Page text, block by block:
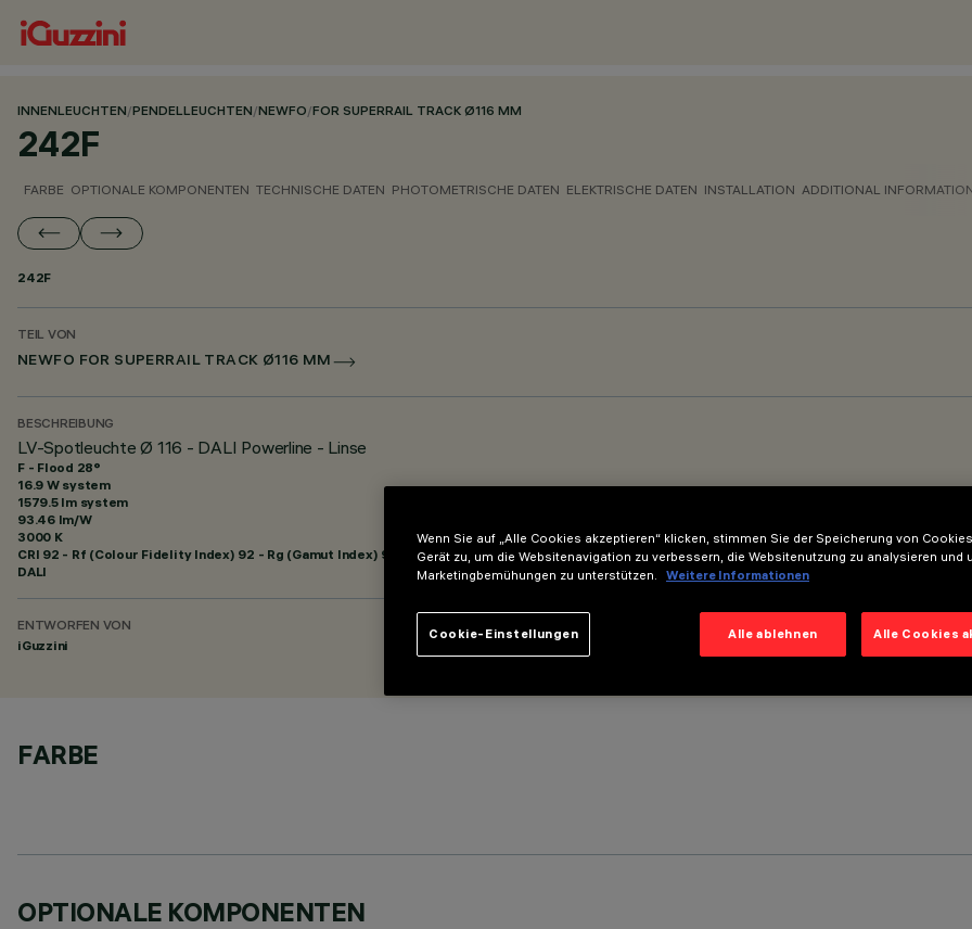
INNENLEUCHTEN/PENDELLEUCHTEN/NEWFO/FOR SUPERRAIL TRACK Ø116 MM
242F
FARBE OPTIONALE KOMPONENTEN TECHNISCHE DATEN PHOTOMETRISCHE DATEN ELEKTRISCHE DATEN INSTALLATION ADDITIONAL
242F
TEIL VON
NEWFO FOR SUPERRAIL TRACK Ø116 MM
BESCHREIBUNG
LV-Spotleuchte Ø 116 - DALI Powerline - Linse
F - Flood 28°
16.9 W system
1579.5 lm system
93.46 lm/W
3000 K
CRI 92 - Rf (Colour Fidelity Index) 92 - Rg (Gamut Index) 99
DALI
ENTWORFEN VON
iGuzzini
FARBE
OPTIONALE KOMPONENTEN
Wenn Sie auf „Alle Cookies akzeptieren“ klicken, stimmen Sie der Speicherung von
Gerät zu, um die Websitenavigation zu verbessern, die Websitenutzung zu analysieren und
Marketingbemühungen zu unterstützen.
Weitere Informationen
Alle ablehnen Alle Cookies
Cookie-Einstellungen